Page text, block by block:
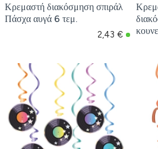
Κρεμαστή διακόσμηση σπιράλ
Πάσχα αυγά 6 τεμ.
2,43 €